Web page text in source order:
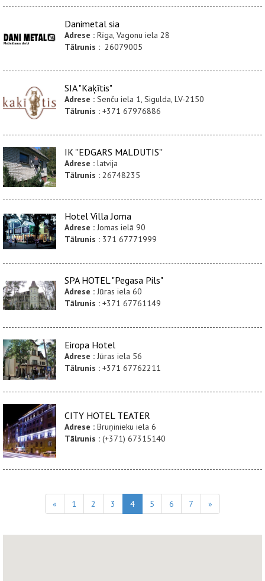
Danimetal sia
Adrese : Rīga, Vagonu iela 28
Tālrunis : 26079005
SIA "Kaķītis"
Adrese : Senču iela 1, Sigulda, LV-2150
Tālrunis : +371 67976886
IK ''EDGARS MALDUTIS''
Adrese : latvija
Tālrunis : 26748235
Hotel Villa Joma
Adrese : Jomas ielā 90
Tālrunis : 371 67771999
SPA HOTEL "Pegasa Pils"
Adrese : Jūras iela 60
Tālrunis : +371 67761149
Eiropa Hotel
Adrese : Jūras iela 56
Tālrunis : +371 67762211
CITY HOTEL TEATER
Adrese : Bruņinieku iela 6
Tālrunis : (+371) 67315140
« 1 2 3 4 5 6 7 »